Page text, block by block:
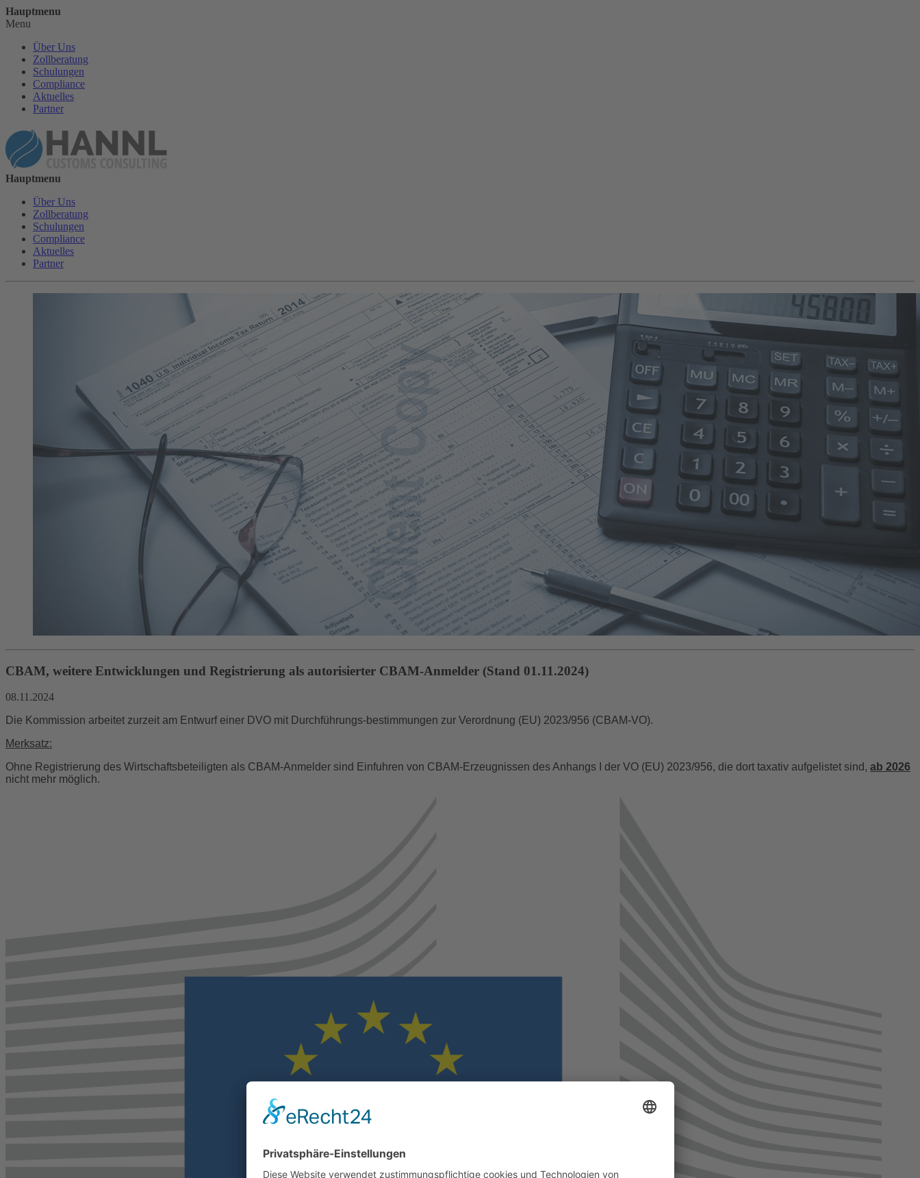
Hauptmenu
Menu
Über Uns
Zollberatung
Schulungen
Compliance
Aktuelles
Partner
Hauptmenu
Über Uns
Zollberatung
Schulungen
Compliance
Aktuelles
Partner
CBAM, weitere Entwicklungen und Registrierung als autorisierter CBAM-Anmelder (Stand 01.11.2024)
08.11.2024
Die Kommission arbeitet zurzeit am Entwurf einer DVO mit Durchführungs-bestimmungen zur Verordnung (EU) 2023/956 (CBAM-VO).
Merksatz:
Ohne Registrierung des Wirtschaftsbeteiligten als CBAM-Anmelder sind Einfuhren von CBAM-Erzeugnissen des Anhangs I der VO (EU) 2023/956, die dort taxativ aufgelistet sind, ab 2026
nicht mehr möglich.